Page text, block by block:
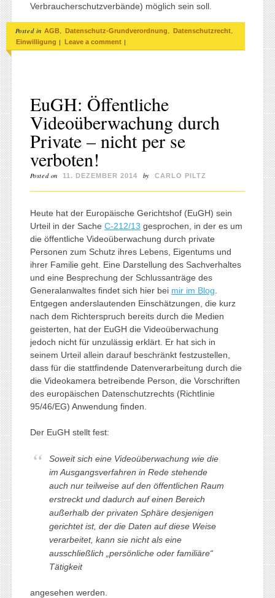
Verbraucherschutzverbände) möglich sein soll.
Posted in AGB, Datenschutz-Grundverordnung, Datenschutzrecht,
Einwilligung | Leave a comment |
EuGH: Öffentliche
Videoüberwachung durch
Private – nicht per se
verboten!
Posted on 11. DEZEMBER 2014 by CARLO PILTZ
Heute hat der Europäische Gerichtshof (EuGH) sein
Urteil in der Sache C-212/13 gesprochen, in der es um
die öffentliche Videoüberwachung durch private
Personen zum Schutz ihres Lebens, Eigentums und
ihrer Familie geht. Eine Darstellung des Sachverhaltes
und eine Besprechung der Schlussanträge des
Generalanwaltes findet sich hier bei mir im Blog
Entgegen anderslautenden Einschätzungen, die kurz
nach dem Richterspruch bereits durch die Medien
geisterten, hat der EuGH die Videoüberwachung
jedoch nicht für unzulässig erklärt. Er hat sich in
seinem Urteil allein darauf beschränkt festzustellen,
dass für die stattfindende Datenverarbeitung durch die
die Videokamera betreibende Person, die Vorschriften
des europäischen Datenschutzrechts (Richtlinie
95/46/EG) Anwendung finden.
Der EuGH stellt fest:
Soweit sich eine Videoüberwachung wie die
im Ausgangsverfahren in Rede stehende
auch nur teilweise auf den öffentlichen Raum
erstreckt und dadurch auf einen Bereich
außerhalb der privaten Sphäre desjenigen
gerichtet ist, der die Daten auf diese Weise
verarbeitet, kann sie nicht als eine
ausschließlich „persönliche oder familiäre“
Tätigkeit
angesehen werden.